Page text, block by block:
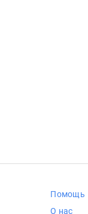
Помощь
О нас